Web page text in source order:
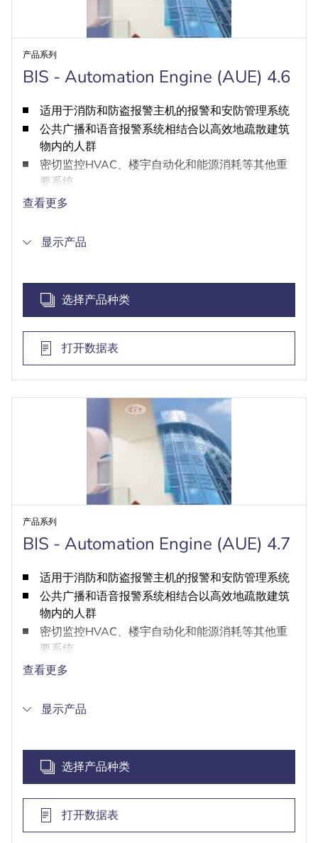
产品系列
BIS - Automation Engine (AUE) 4.6
适用于消防和防盗报警主机的报警和安防管理系统
公共广播和语音报警系统相结合以高效地疏散建筑
物内的人群
密切监控HVAC、楼宇自动化和能源消耗等其他重
要系统
统一遵循全球OPC DA/AE和OPC UA标准，因此可
通过用户可定义的规则自动紧急响应子系统报警
查看更多
显示产品
选择产品种类
打开数据表
产品系列
BIS - Automation Engine (AUE) 4.7
适用于消防和防盗报警主机的报警和安防管理系统
公共广播和语音报警系统相结合以高效地疏散建筑
物内的人群
密切监控HVAC、楼宇自动化和能源消耗等其他重
要系统
统一遵循全球OPC DA/AE和OPC UA标准，因此可
通过用户可定义的规则自动紧急响应子系统报警
查看更多
显示产品
选择产品种类
打开数据表